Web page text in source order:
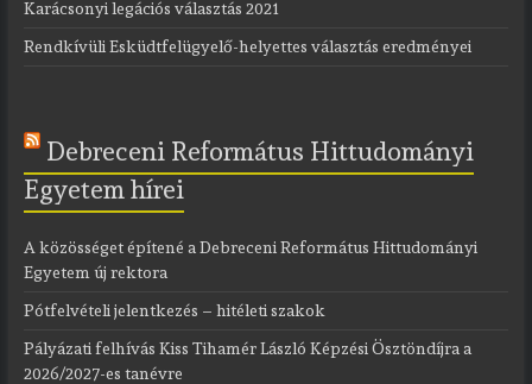
Karácsonyi legációs választás 2021
Rendkívüli Esküdtfelügyelő-helyettes választás eredményei
Debreceni Református Hittudományi
Egyetem hírei
A közösséget építené a Debreceni Református Hittudományi
Egyetem új rektora
Pótfelvételi jelentkezés – hitéleti szakok
Pályázati felhívás Kiss Tihamér László Képzési Ösztöndíjra a
2026/2027-es tanévre